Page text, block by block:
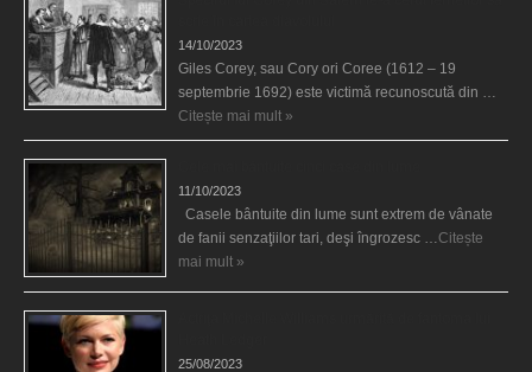
14/10/2023
Giles Corey, sau Cory ori Coree (1612 – 19
septembrie 1692) este victimă recunoscută din …
Citește mai mult »
11/10/2023
Casele bântuite din lume sunt extrem de vânate
de fanii senzaţiilor tari, deşi îngrozesc …Citește
mai mult »
25/08/2023